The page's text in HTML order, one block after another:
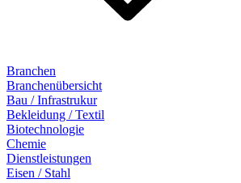
Branchen
Branchenübersicht
Bau / Infrastrukur
Bekleidung / Textil
Biotechnologie
Chemie
Dienstleistungen
Eisen / Stahl